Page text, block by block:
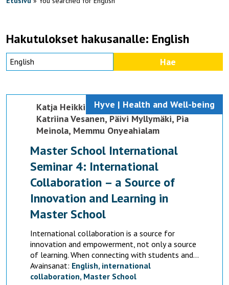
Hakutulokset hakusanalle: English
Hyve | Health and Well-being
Katja Heikkinen,Virpi Sulosaari,
Katriina Vesanen, Päivi Myllymäki, Pia
Meinola, Memmu Onyeahialam
Master School International
Seminar 4: International
Collaboration – a Source of
Innovation and Learning in
Master School
International collaboration is a source for
innovation and empowerment, not only a source
of learning. When connecting with students and...
Avainsanat: English, international
collaboration, Master School